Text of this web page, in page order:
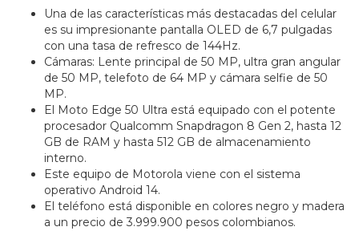
Una de las características más destacadas del celular
es su impresionante pantalla OLED de 6,7 pulgadas
con una tasa de refresco de 144Hz.
Cámaras: Lente principal de 50 MP, ultra gran angular
de 50 MP, telefoto de 64 MP y cámara selfie de 50
MP.
El Moto Edge 50 Ultra está equipado con el potente
procesador Qualcomm Snapdragon 8 Gen 2, hasta 12
GB de RAM y hasta 512 GB de almacenamiento
interno.
Este equipo de Motorola viene con el sistema
operativo Android 14.
El teléfono está disponible en colores negro y madera
a un precio de 3.999.900 pesos colombianos.